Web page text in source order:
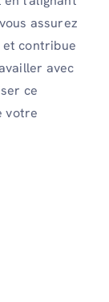
assurez
et contribue
avec
ce
votre